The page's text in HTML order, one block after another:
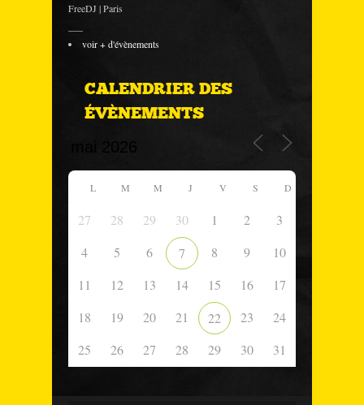
FreeDJ | Paris
voir + d'évènements
CALENDRIER DES
ÉVÈNEMENTS
L M M J V S D
27 28 29 30 1 2
3
4
5 6 7 8 9
10
11
12 13 14 15 16
17
18
19 20 21 22 23
24
25
26 27 28 29 30 31